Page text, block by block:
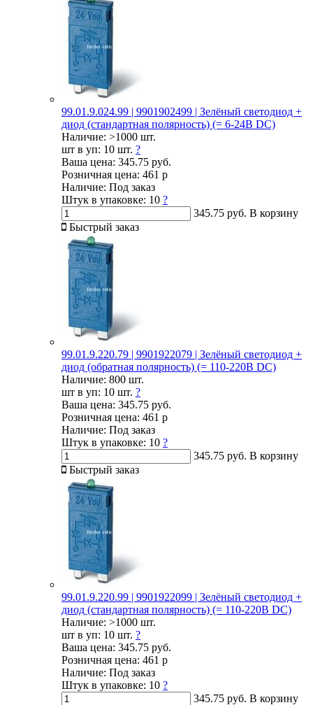
99.01.9.024.99 | 9901902499 | Зелёный светодиод +
диод (стандартная полярность) (= 6-24В DC)
Наличие: >1000 шт.
шт в уп: 10 шт. ?
Ваша цена: 345.75 руб.
Розничная цена: 461 р
Наличие: Под заказ
Штук в упаковке: 10 ?
345.75 руб. В корзину
Быстрый заказ
99.01.9.220.79 | 9901922079 | Зелёный светодиод +
диод (обратная полярность) (= 110-220В DC)
Наличие: 800 шт.
шт в уп: 10 шт. ?
Ваша цена: 345.75 руб.
Розничная цена: 461 р
Наличие: Под заказ
Штук в упаковке: 10 ?
345.75 руб. В корзину
Быстрый заказ
99.01.9.220.99 | 9901922099 | Зелёный светодиод +
диод (стандартная полярность) (= 110-220В DC)
Наличие: >1000 шт.
шт в уп: 10 шт. ?
Ваша цена: 345.75 руб.
Розничная цена: 461 р
Наличие: Под заказ
Штук в упаковке: 10 ?
345.75 руб. В корзину